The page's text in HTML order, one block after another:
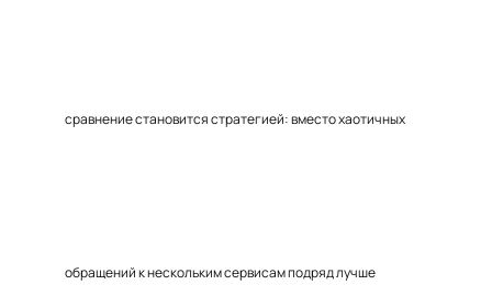
сравнение становится стратегией: вместо хаотичных
обращений к нескольким сервисам подряд лучше